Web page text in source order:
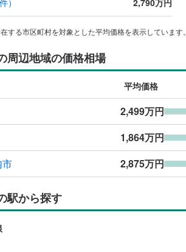
件） 2,790万円
する市区町村を対象とした平均価格を表示しています。
周辺地域の価格相場
平均価格
2,499万円
1,864万円
市 2,875万円
駅から探す